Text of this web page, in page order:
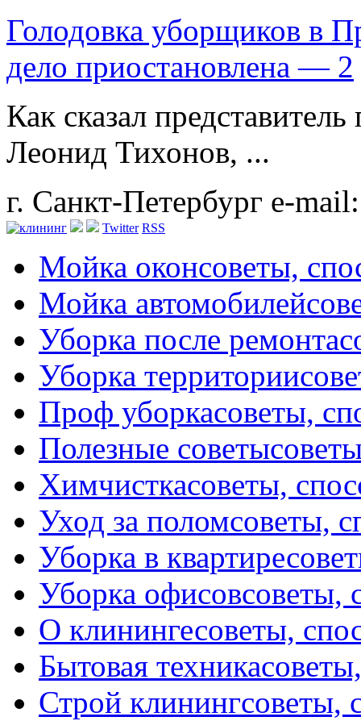
Голодовка уборщиков в
дело приостановлена — 2
Как сказал
Леонид Тихонов, ...
г. Санкт-Петербург e-
Twitter RSS
Мойка оконсоветы,
Мойка автомобилей
Уборка после ремонта
Уборка территории
Проф уборкасоветы,
Полезные советы
Химчисткасоветы,
Уход за поломсоветы,
Уборка в квартире
Уборка офисовсоветы,
О клинингесоветы,
Бытовая техника
Строй клинингсоветы,